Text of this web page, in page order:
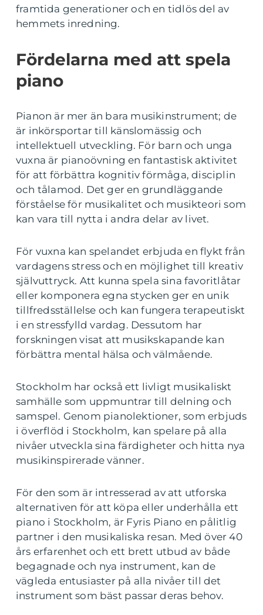
framtida generationer och en tidlös del av
hemmets inredning.
Fördelarna med att spela
piano
Pianon är mer än bara musikinstrument; de
är inkörsportar till känslomässig och
intellektuell utveckling. För barn och unga
vuxna är pianoövning en fantastisk aktivitet
för att förbättra kognitiv förmåga, disciplin
och tålamod. Det ger en grundläggande
förståelse för musikalitet och musikteori som
kan vara till nytta i andra delar av livet.
För vuxna kan spelandet erbjuda en flykt från
vardagens stress och en möjlighet till kreativ
självuttryck. Att kunna spela sina favoritlåtar
eller komponera egna stycken ger en unik
tillfredsställelse och kan fungera terapeutiskt
i en stressfylld vardag. Dessutom har
forskningen visat att musikskapande kan
förbättra mental hälsa och välmående.
Stockholm har också ett livligt musikaliskt
samhälle som uppmuntrar till delning och
samspel. Genom pianolektioner, som erbjuds
i överflöd i Stockholm, kan spelare på alla
nivåer utveckla sina färdigheter och hitta nya
musikinspirerade vänner.
För den som är intresserad av att utforska
alternativen för att köpa eller underhålla ett
piano i Stockholm, är Fyris Piano en pålitlig
partner i den musikaliska resan. Med över 40
års erfarenhet och ett brett utbud av både
begagnade och nya instrument, kan de
vägleda entusiaster på alla nivåer till det
instrument som bäst passar deras behov.